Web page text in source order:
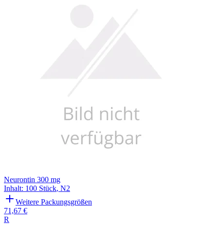
Neurontin 300 mg
Inhalt: 100 Stück, N2
Weitere Packungsgrößen
71,67 €
R